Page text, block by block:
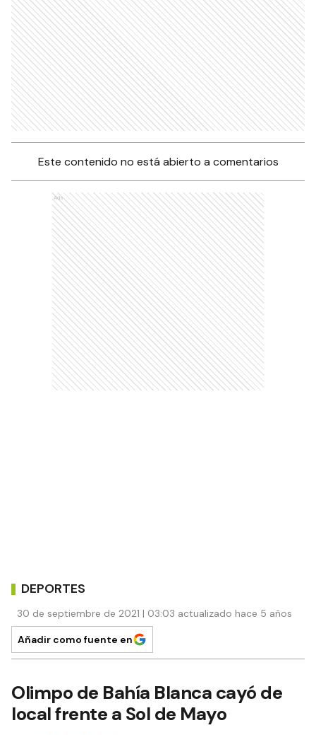
Este contenido no está abierto a comentarios
Ads
DEPORTES
30 de septiembre de 2021 | 03:03 actualizado hace 5 años
Añadir como fuente en
Olimpo de Bahía Blanca cayó de
local frente a Sol de Mayo